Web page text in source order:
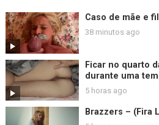
Caso de mãe e
38 minutos ago
Ficar no quarto
durante uma
5 horas ago
Brazzers – (Fira